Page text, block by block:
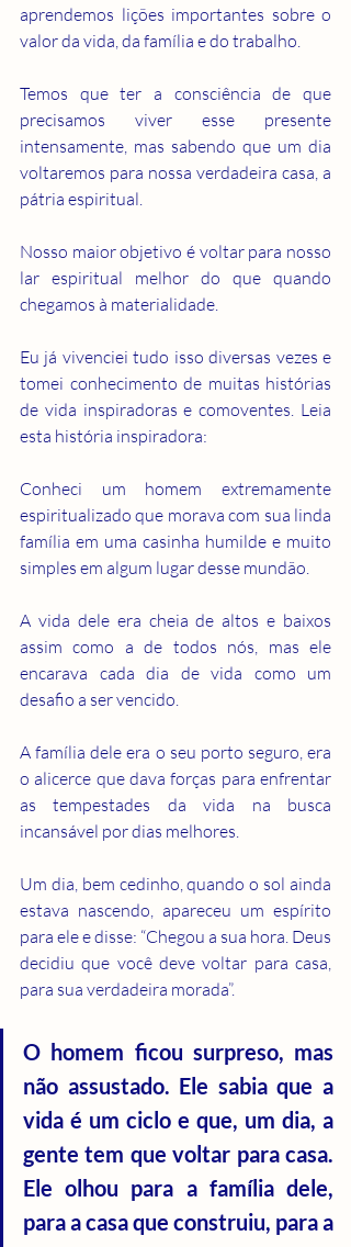
aprendemos lições importantes sobre o
valor da vida, da família e do trabalho.
Temos que ter a consciência de que
precisamos viver esse presente
intensamente, mas sabendo que um dia
voltaremos para nossa verdadeira casa, a
pátria espiritual.
Nosso maior objetivo é voltar para nosso
lar espiritual melhor do que quando
chegamos à materialidade.
Eu já vivenciei tudo isso diversas vezes e
tomei conhecimento de muitas histórias
de vida inspiradoras e comoventes. Leia
esta história inspiradora:
Conheci um homem extremamente
espiritualizado que morava com sua linda
família em uma casinha humilde e muito
simples em algum lugar desse mundão.
A vida dele era cheia de altos e baixos
assim como a de todos nós, mas ele
encarava cada dia de vida como um
desafio a ser vencido.
A família dele era o seu porto seguro, era
o alicerce que dava forças para enfrentar
as tempestades da vida na busca
incansável por dias melhores.
Um dia, bem cedinho, quando o sol ainda
estava nascendo, apareceu um espírito
para ele e disse: “Chegou a sua hora. Deus
decidiu que você deve voltar para casa,
para sua verdadeira morada”.
O homem ficou surpreso, mas
não assustado. Ele sabia que a
vida é um ciclo e que, um dia, a
gente tem que voltar para casa.
Ele olhou para a família dele,
para a casa que construiu, para a